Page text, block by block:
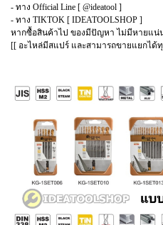
- ทาง Official Line [ @ideatool ]
- ทาง TIKTOK [ IDEATOOLSHOP ]
หากซื้อสินค้าไป ของมีปัญหา ไม่มีหายแน่
[[ อะไหล่มีสแปร์ และสามารถขายแยกได้